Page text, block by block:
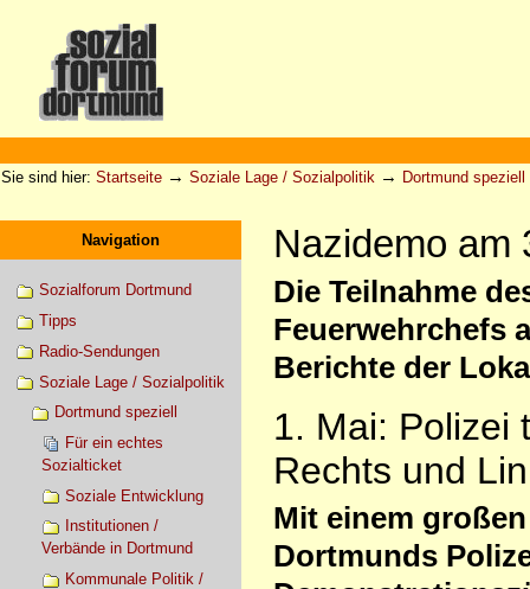
Werkzeuge
Sie sind hier: Startseite → Soziale Lage / Sozialpolitik → Dortmund speziell
Navigation
Sozialforum Dortmund
Tipps
Radio-Sendungen
Soziale Lage / Sozialpolitik
Dortmund speziell
Für ein echtes
Sozialticket
Soziale Entwicklung
Institutionen /
Verbände in Dortmund
Kommunale Politik /
Nazidemo am
Die Teilnahme
Feuerwehrchefs
Berichte der
1. Mai: Polizei
Rechts und
Mit einem
Dortmunds